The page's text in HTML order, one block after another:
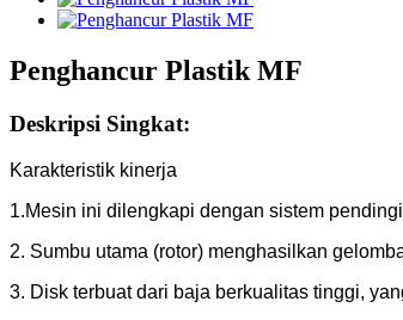
Penghancur Plastik MF
Deskripsi Singkat:
Karakteristik kinerja
1.Mesin ini dilengkapi dengan sistem
2. Sumbu utama (rotor) menghasilkan
3. Disk terbuat dari baja berkualitas tinggi,